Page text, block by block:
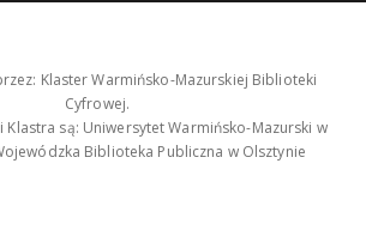
Klaster Warmińsko-Mazurskiej Biblioteki
Cyfrowej.
Klastra są: Uniwersytet Warmińsko-Mazurski w
Biblioteka Publiczna w Olsztynie